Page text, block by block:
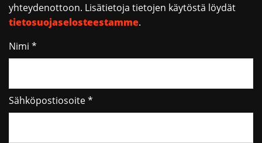
yhteydenottoon. Lisätietoja tietojen käytöstä löydät
tietosuojaselosteestamme.
Nimi *
Sähköpostiosoite *